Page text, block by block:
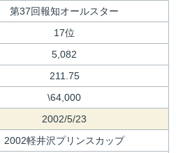
第37回報知オールスター
17位
5,082
211.75
\64,000
2002/5/23
2002軽井沢プリンスカップ